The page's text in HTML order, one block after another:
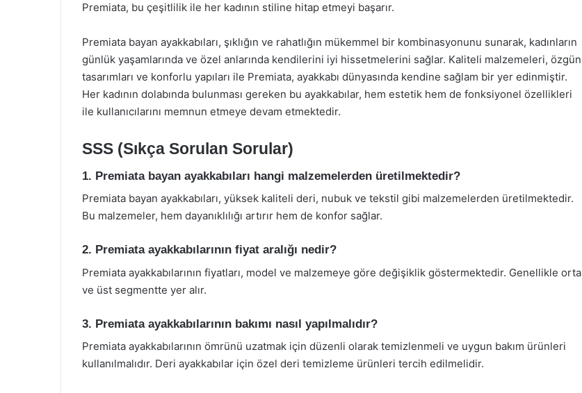
Premiata, bu çeşitlilik ile her kadının stiline hitap etmeyi başarır.
Premiata bayan ayakkabıları, şıklığın ve rahatlığın mükemmel bir kombinasyonunu sunarak, kadınların
günlük yaşamlarında ve özel anlarında kendilerini iyi hissetmelerini sağlar. Kaliteli malzemeleri, özgün
tasarımları ve konforlu yapıları ile Premiata, ayakkabı dünyasında kendine sağlam bir yer edinmiştir.
Her kadının dolabında bulunması gereken bu ayakkabılar, hem estetik hem de fonksiyonel özellikleri
ile kullanıcılarını memnun etmeye devam etmektedir.
SSS (Sıkça Sorulan Sorular)
1. Premiata bayan ayakkabıları hangi malzemelerden üretilmektedir?
Premiata bayan ayakkabıları, yüksek kaliteli deri, nubuk ve tekstil gibi malzemelerden üretilmektedir.
Bu malzemeler, hem dayanıklılığı artırır hem de konfor sağlar.
2. Premiata ayakkabılarının fiyat aralığı nedir?
Premiata ayakkabılarının fiyatları, model ve malzemeye göre değişiklik göstermektedir. Genellikle orta
ve üst segmentte yer alır.
3. Premiata ayakkabılarının bakımı nasıl yapılmalıdır?
Premiata ayakkabılarının ömrünü uzatmak için düzenli olarak temizlenmeli ve uygun bakım ürünleri
kullanılmalıdır. Deri ayakkabılar için özel deri temizleme ürünleri tercih edilmelidir.